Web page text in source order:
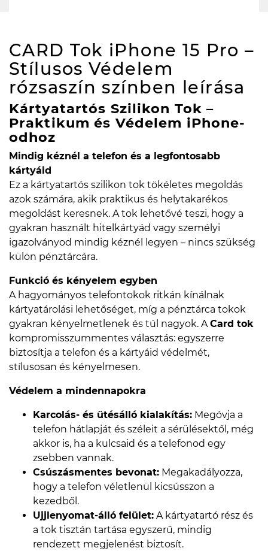
CARD Tok iPhone 15 Pro –
Stílusos Védelem
rózsaszín színben leírása
Kártyatartós Szilikon Tok –
Praktikum és Védelem iPhone-
odhoz
Mindig kéznél a telefon és a legfontosabb
kártyáid
Ez a kártyatartós szilikon tok tökéletes megoldás
azok számára, akik praktikus és helytakarékos
megoldást keresnek. A tok lehetővé teszi, hogy a
gyakran használt hitelkártyád vagy személyi
igazolványod mindig kéznél legyen – nincs szükség
külön pénztárcára.
Funkció és kényelem egyben
A hagyományos telefontokok ritkán kínálnak
kártyatárolási lehetőséget, míg a pénztárca tokok
gyakran kényelmetlenek és túl nagyok. ACard tok
kompromisszummentes választás: egyszerre
biztosítja a telefon és a kártyáid védelmét,
stílusosan és kényelmesen.
Védelem a mindennapokra
Karcolás- és ütésálló kialakítás: Megóvja a
telefon hátlapját és széleit a sérülésektől, még
akkor is, ha a kulcsaid és a telefonod egy
zsebben vannak.
Csúszásmentes bevonat: Megakadályozza,
hogy a telefon véletlenül kicsússzon a
kezedből.
Ujjlenyomat-álló felület: A kártyatartó rész és
a tok tisztán tartása egyszerű, mindig
rendezett megjelenést biztosít.